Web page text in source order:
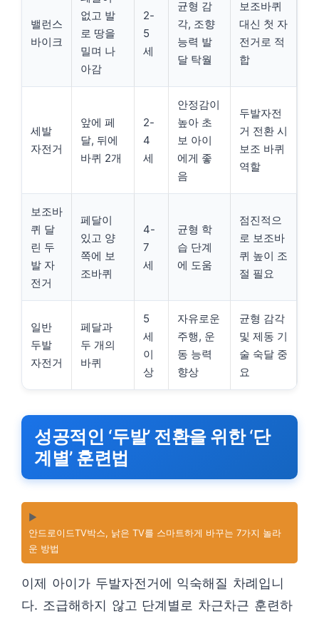
밸런스
바이크
없고 발
로 땅을
밀며 나
아감
2-
5
세
균형 감
각, 조향
능력 발
달 탁월
보조바퀴
대신 첫 자
전거로 적
합
세발
자전거
앞에 페
달, 뒤에
바퀴 2개
2-
4
세
안정감이
높아 초
보 아이
에게 좋
음
두발자전
거 전환 시
보조 바퀴
역할
보조바
퀴 달
린 두
발 자
전거
페달이
있고 양
쪽에 보
조바퀴
4-
7
세
균형 학
습 단계
에 도움
점진적으
로 보조바
퀴 높이 조
절 필요
일반
두발
자전거
페달과
두 개의
바퀴
5
세
이
상
자유로운
주행, 운
동 능력
향상
균형 감각
및 제동 기
술 숙달 중
요
성공적인 ‘두발’ 전환을 위한 ‘단
계별’ 훈련법
▶️
안드로이드TV박스, 낡은 TV를 스마트하게 바꾸는 7가지 놀라
운 방법
이제 아이가 두발자전거에 익숙해질 차례입니
다. 조급해하지 않고 단계별로 차근차근 훈련하